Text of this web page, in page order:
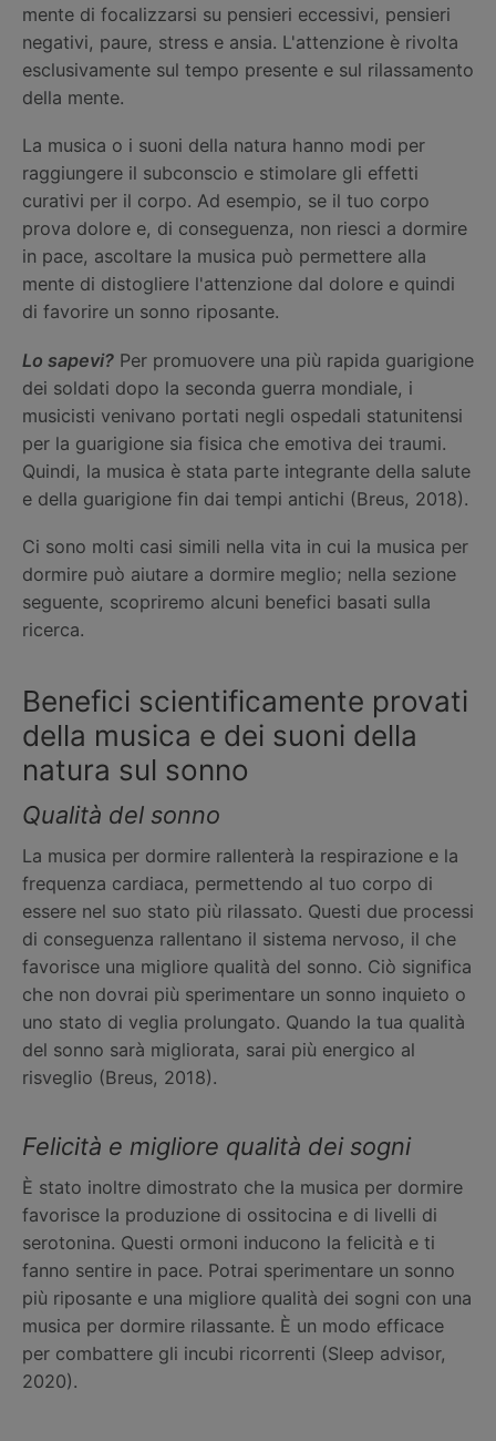
mente di focalizzarsi su pensieri eccessivi, pensieri
negativi, paure, stress e ansia. L'attenzione è rivolta
esclusivamente sul tempo presente e sul rilassamento
della mente.
La musica o i suoni della natura hanno modi per
raggiungere il subconscio e stimolare gli effetti
curativi per il corpo. Ad esempio, se il tuo corpo
prova dolore e, di conseguenza, non riesci a dormire
in pace, ascoltare la musica può permettere alla
mente di distogliere l'attenzione dal dolore e quindi
di favorire un sonno riposante.
Lo sapevi? Per promuovere una più rapida guarigione
dei soldati dopo la seconda guerra mondiale, i
musicisti venivano portati negli ospedali statunitensi
per la guarigione sia fisica che emotiva dei traumi.
Quindi, la musica è stata parte integrante della salute
e della guarigione fin dai tempi antichi (Breus, 2018).
Ci sono molti casi simili nella vita in cui la musica per
dormire può aiutare a dormire meglio; nella sezione
seguente, scopriremo alcuni benefici basati sulla
ricerca.
Benefici scientificamente provati
della musica e dei suoni della
natura sul sonno
Qualità del sonno
La musica per dormire rallenterà la respirazione e la
frequenza cardiaca, permettendo al tuo corpo di
essere nel suo stato più rilassato. Questi due processi
di conseguenza rallentano il sistema nervoso, il che
favorisce una migliore qualità del sonno. Ciò significa
che non dovrai più sperimentare un sonno inquieto o
uno stato di veglia prolungato. Quando la tua qualità
del sonno sarà migliorata, sarai più energico al
risveglio (Breus, 2018).
Felicità e migliore qualità dei sogni
È stato inoltre dimostrato che la musica per dormire
favorisce la produzione di ossitocina e di livelli di
serotonina. Questi ormoni inducono la felicità e ti
fanno sentire in pace. Potrai sperimentare un sonno
più riposante e una migliore qualità dei sogni con una
musica per dormire rilassante. È un modo efficace
per combattere gli incubi ricorrenti (Sleep advisor,
2020).